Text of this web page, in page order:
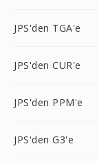
JPS'den TGA'e
JPS'den CUR'e
JPS'den PPM'e
JPS'den G3'e